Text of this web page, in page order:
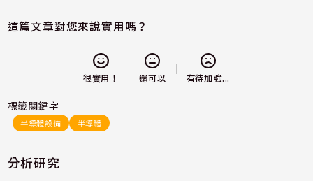
這篇文章對您來說實用嗎？
很實用！ 還可以 有待加強...
標籤關鍵字
半導體設備 半導體
分析研究